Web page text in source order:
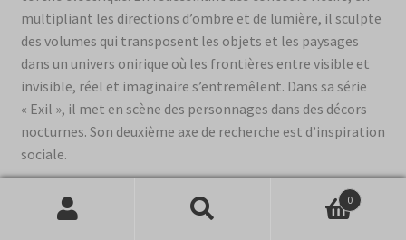
multipliant les directions d’ombre et de lumière, il sculpte
des volumes qui transposent les objets et les paysages
dans un univers onirique où les frontières entre visible et
invisible, réel et imaginaire s’entremêlent. Dans sa série
« Exil », il met en scène des personnages dans des décors
nocturnes. Son deuxième axe de recherche est d’inspiration
sociale.
LA CABANE
Recherche
Recherche
0